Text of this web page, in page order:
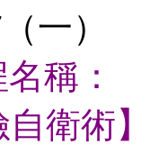
一）
稱：
衛術】